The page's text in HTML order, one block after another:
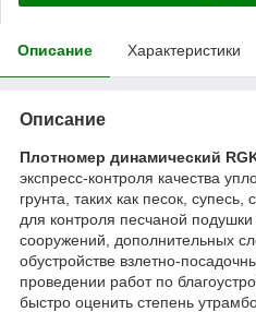
Описание Характеристики
Описание
Плотномер динамический
экспресс-контроля качества
грунта, таких как песок,
для контроля песчаной
сооружений, дополнительных
обустройстве взлетно-
проведении работ по
быстро оценить степень